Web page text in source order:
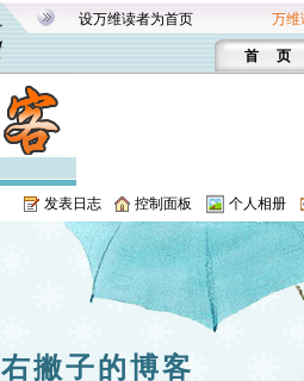
设万维读者为首页 万维
首 页
发表日志 控制面板 个人相册
右撇子的博客